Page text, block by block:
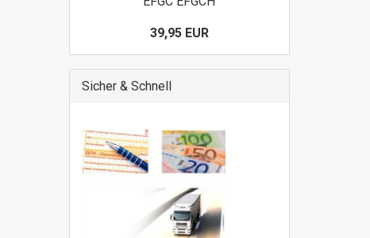
39,95 EUR
Sicher & Schnell